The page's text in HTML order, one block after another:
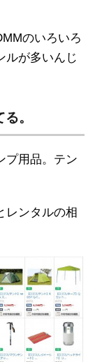
のいろいろ
ルが多いんじ
。
プ用品。テン
レンタルの相